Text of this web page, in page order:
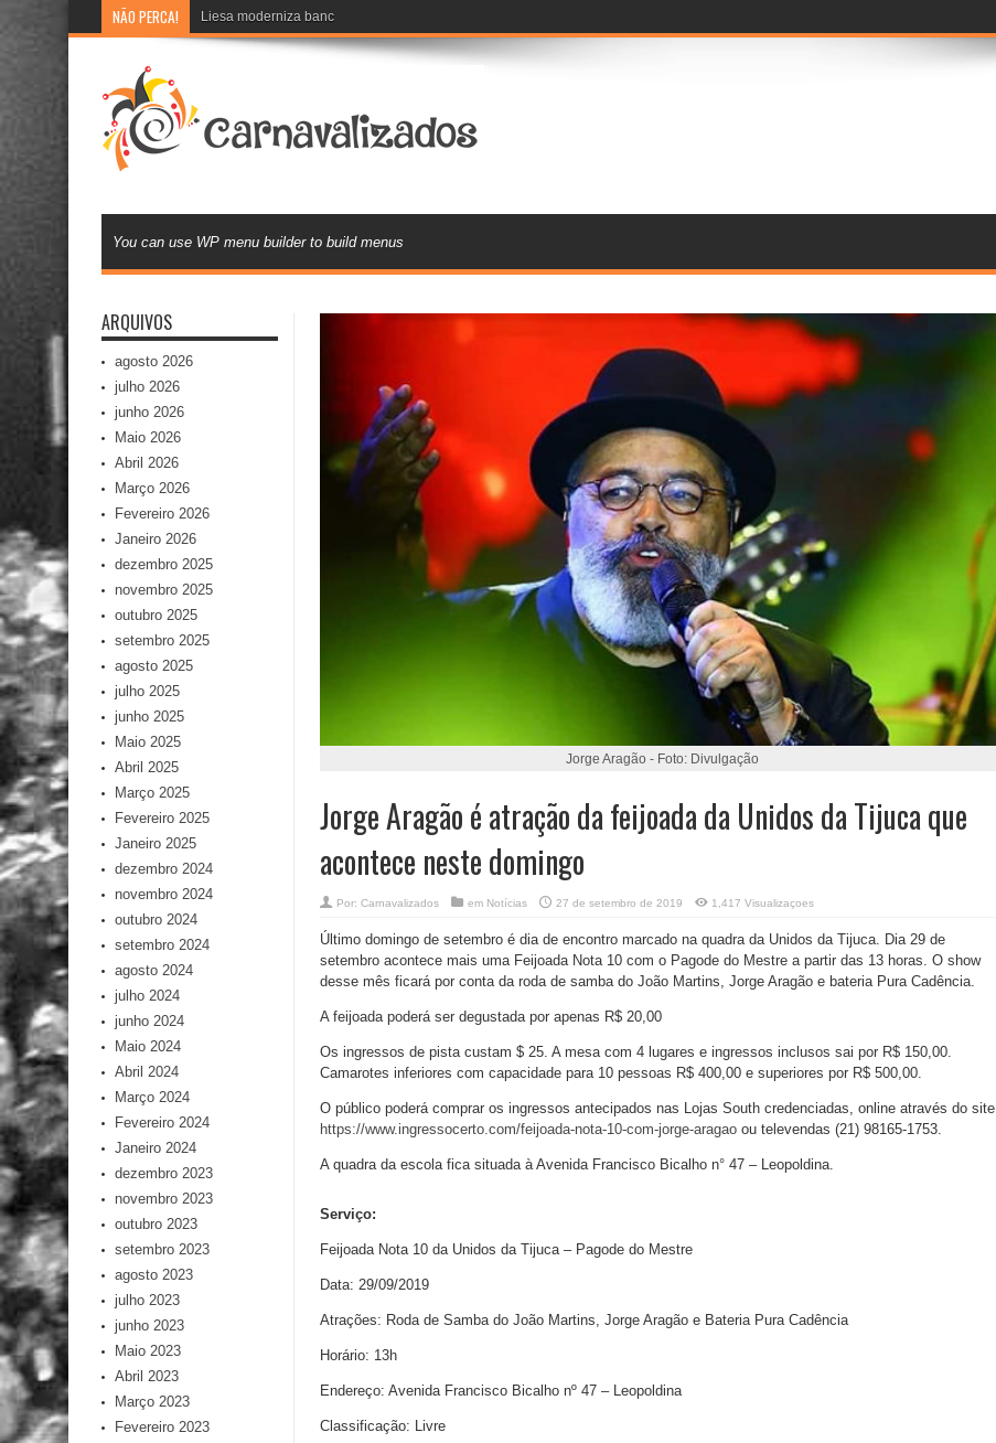
NÃO PERCA! Liesa moderniza banco de currículos e inova na seleção de ju
You can use WP menu builder to build menus
Jorge Aragão - Foto: Divulgação
Jorge Aragão é atração da feijoada da Unidos da Tijuca que
acontece neste domingo
Por: Carnavalizados em Notícias 27 de setembro de 2019 1,417 Visualizaçoes
Último domingo de setembro é dia de encontro marcado na quadra da Unidos da Tijuca. Dia 29 de
setembro acontece mais uma Feijoada Nota 10 com o Pagode do Mestre a partir das 13 horas. O show
desse mês ficará por conta da roda de samba do João Martins, Jorge Aragão e bateria Pura Cadência.
A feijoada poderá ser degustada por apenas R$ 20,00
Os ingressos de pista custam $ 25. A mesa com 4 lugares e ingressos inclusos sai por R$ 150,00.
Camarotes inferiores com capacidade para 10 pessoas R$ 400,00 e superiores por R$ 500,00.
O público poderá comprar os ingressos antecipados nas Lojas South credenciadas, online através do site
https://www.ingressocerto.com/feijoada-nota-10-com-jorge-aragao ou televendas (21) 98165-1753.
A quadra da escola fica situada à Avenida Francisco Bicalho n° 47 – Leopoldina.
Serviço:
Feijoada Nota 10 da Unidos da Tijuca – Pagode do Mestre
Data: 29/09/2019
Atrações: Roda de Samba do João Martins, Jorge Aragão e Bateria Pura Cadência
Horário: 13h
Endereço: Avenida Francisco Bicalho nº 47 – Leopoldina
Classificação: Livre
ARQUIVOS
agosto 2026
julho 2026
junho 2026
Maio 2026
Abril 2026
Março 2026
Fevereiro 2026
Janeiro 2026
dezembro 2025
novembro 2025
outubro 2025
setembro 2025
agosto 2025
julho 2025
junho 2025
Maio 2025
Abril 2025
Março 2025
Fevereiro 2025
Janeiro 2025
dezembro 2024
novembro 2024
outubro 2024
setembro 2024
agosto 2024
julho 2024
junho 2024
Maio 2024
Abril 2024
Março 2024
Fevereiro 2024
Janeiro 2024
dezembro 2023
novembro 2023
outubro 2023
setembro 2023
agosto 2023
julho 2023
junho 2023
Maio 2023
Abril 2023
Março 2023
Fevereiro 2023